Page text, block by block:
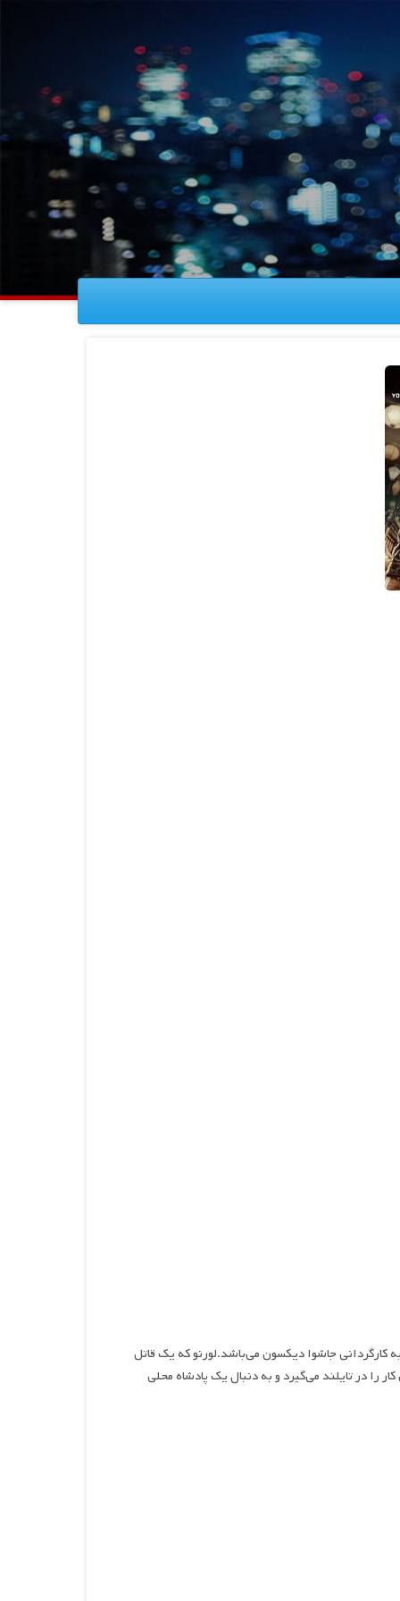
سگ جهنمی، نام فیلمی اکشن، جنایی و هیجان انگیز محصول سال ۲۰۲۴ به کارگردانی جاشوا دیکسون می‌باشد.لورنو که یک قاتل
در تایلند می‌گیرد و به دنبال یک پادشاه محلی